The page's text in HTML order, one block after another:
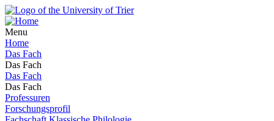
Menu
Home
Das Fach
Das Fach
Das Fach
Das Fach
Professuren
Forschungsprofil